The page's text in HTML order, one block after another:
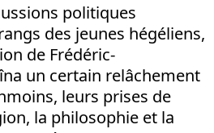
politiques
des jeunes hégéliens,
de Frédéric-
un certain relâchement
leurs prises de
la philosophie et la